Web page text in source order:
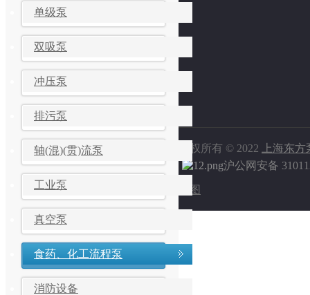
单级泵
双吸泵
冲压泵
排污泵
轴(混)(贯)流泵
工业泵
真空泵
食药、化工流程泵
消防设备
版权所有 © 2022
上海东
沪公网安备
地图